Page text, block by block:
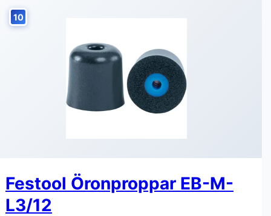
10
Festool Öronproppar EB-M-
L3/12